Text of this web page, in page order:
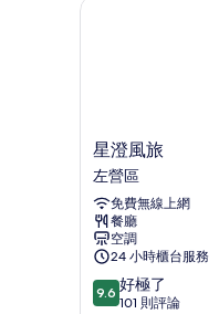
星
澄
風
旅
左
營
區
星澄風旅
左營區
免費無線上網
餐廳
空調
24 小時櫃台服務
9.6
分，
9.6 好極了
101 則評論